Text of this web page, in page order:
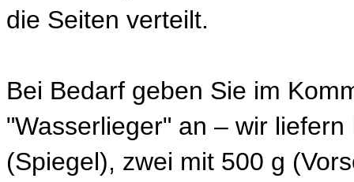
die Seiten verteilt.
Bei Bedarf geben Sie im
"Wasserlieger" an – wir
(Spiegel), zwei mit 500 g